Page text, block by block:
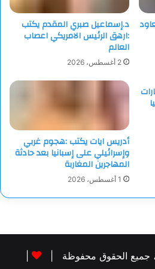
أحوالهم المعيشية وأملا في
لإقناعهم بإلقاء السلاح !
د.إسماعيل صبري المقدم يكتب
:ارهق الرئيس الامريكي اعصاب
العالم
2 أغسطس، 2026
أدريس ايات يكتب :هجوم غربي
وإسرائيلي على إسبانيا بعد حادثة
المهاجرين المغاربة
1 أغسطس، 2026